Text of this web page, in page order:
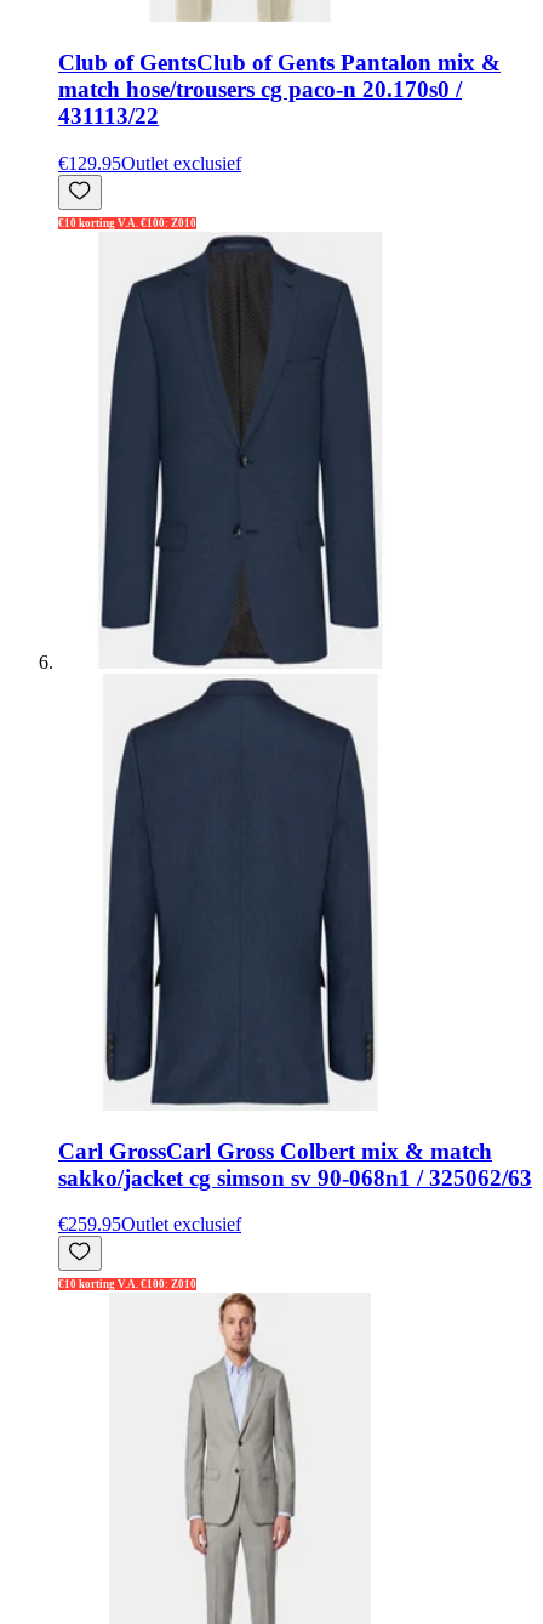
Club of GentsClub of Gents Pantalon mix &
match hose/trousers cg paco-n 20.170s0 /
431113/22
€129.95Outlet exclusief
€10 korting V.A. €100: Z010
Carl GrossCarl Gross Colbert mix & match
sakko/jacket cg simson sv 90-068n1 / 325062/63
€259.95Outlet exclusief
€10 korting V.A. €100: Z010